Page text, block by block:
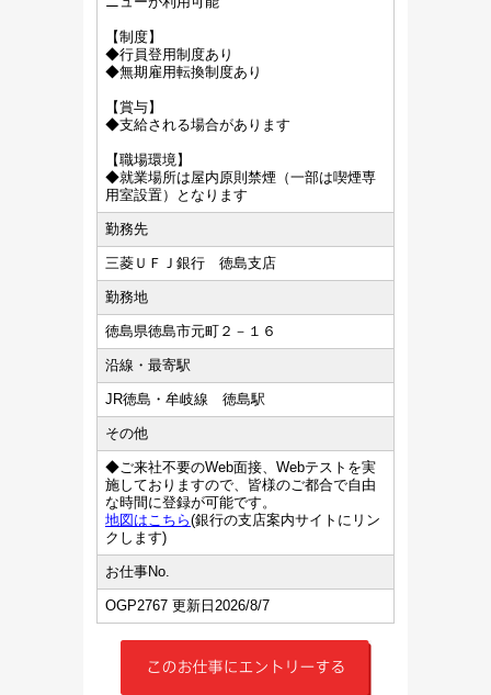
【制度】
◆行員登用制度あり
◆無期雇用転換制度あり
【賞与】
◆支給される場合があります
【職場環境】
◆就業場所は屋内原則禁煙（一部は喫煙専
用室設置）となります
勤務先
三菱ＵＦＪ銀行 徳島支店
勤務地
徳島県徳島市元町２－１６
沿線・最寄駅
JR徳島・牟岐線 徳島駅
その他
◆ご来社不要のWeb面接、Webテストを実
施しておりますので、皆様のご都合で自由
な時間に登録が可能です。
地図はこちら(銀行の支店案内サイトにリン
クします)
お仕事No.
OGP2767 更新日2026/8/7